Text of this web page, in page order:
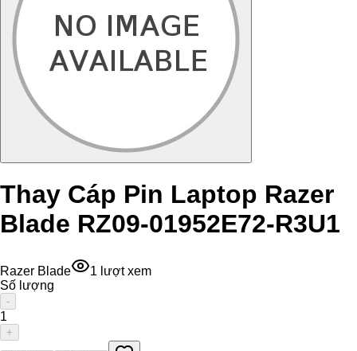
Thay Cáp Pin Laptop Razer
Blade RZ09-01952E72-R3U1
Razer Blade 1 lượt xem
Số lượng
-
1
+